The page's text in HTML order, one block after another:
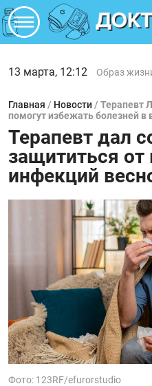
13 марта, 12:12 Образ
Главная / Новости / Терапевт
помогут избежать болезней в
Терапевт дал
защититься от
инфекций
Фото: 123RF/efurorstudio